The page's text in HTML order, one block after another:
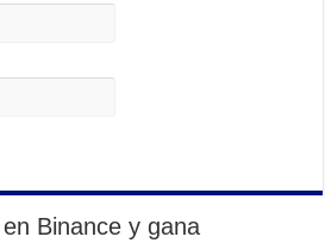
Binance y gana